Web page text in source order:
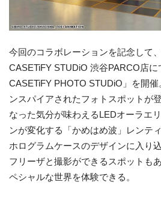
今回のコラボレーションを記念して
CASETiFY STUDiO 渋谷PARCO店に
CASETiFY PHOTO STUDiO」を開
ンスパイアされたフォトスポットが
なった気分が味わえるLEDオーラエ
ンが変化する「かめはめ波」レンテ
ホログラムケースのデザインに入り
フリーザと撮影ができるスポットも
ペシャルな世界を体験できる。